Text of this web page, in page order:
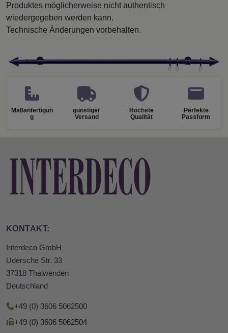
Produktes möglicherweise nicht authentisch
wiedergegeben werden kann.
Technische Änderungen vorbehalten.
Maßanfertigun
g
günstiger
Versand
Höchste
Qualität
Perfekte
Passform
KONTAKT:
Interdeco GmbH
Udersche Str. 33
37318 Thalwenden
Deutschland
+49 (0) 3606 5062500
+49 (0) 3606 5062504